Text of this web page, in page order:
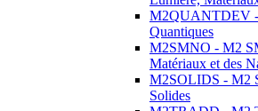
M2QUANTDEV
Quantiques
M2SMNO - M2
Matériaux et des
M2SOLIDS - M2
Solides